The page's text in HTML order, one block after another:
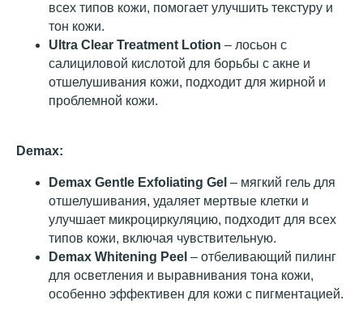
всех типов кожи, помогает улучшить текстуру и
тон кожи.
Ultra Clear Treatment Lotion – лосьон с
салициловой кислотой для борьбы с акне и
отшелушивания кожи, подходит для жирной и
проблемной кожи.
Demax:
Demax Gentle Exfoliating Gel – мягкий гель для
отшелушивания, удаляет мертвые клетки и
улучшает микроциркуляцию, подходит для всех
типов кожи, включая чувствительную.
Demax Whitening Peel – отбеливающий пилинг
для осветления и выравнивания тона кожи,
особенно эффективен для кожи с пигментацией.